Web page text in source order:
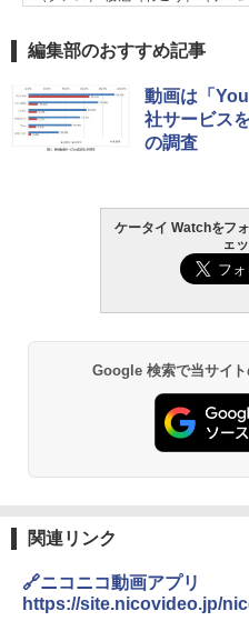
編集部のおすすめ記事
動画は「
社サービス
の調査
ケータイ Watchをフ
ェ
Google 検索で当サイ
関連リンク
🔗ニコニコ動画アプリ
https://site.nicovideo.jp/